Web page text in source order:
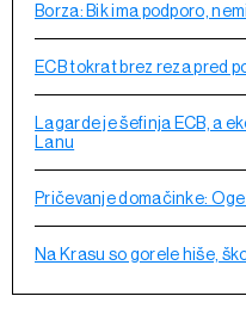
Borza: Bik ima podporo,
ECB tokrat brez reza pred
Lagarde je šefinja ECB, a
Lanu
Pričevanje domačinke:
Na Krasu so gorele hiše,